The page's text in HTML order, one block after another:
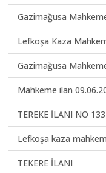
Gazimağusa
Lefkoşa Kaza
Gazimağusa
Mahkeme ilan
TEREKE İLANI NO
Lefkoşa kaza
TEKERE İLANI